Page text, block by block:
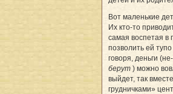
Вот маленькие
Их кто-то
самая воспетая в
позволить ей
говоря, деньги
берут ) можно
выйдет, так
грудничками»